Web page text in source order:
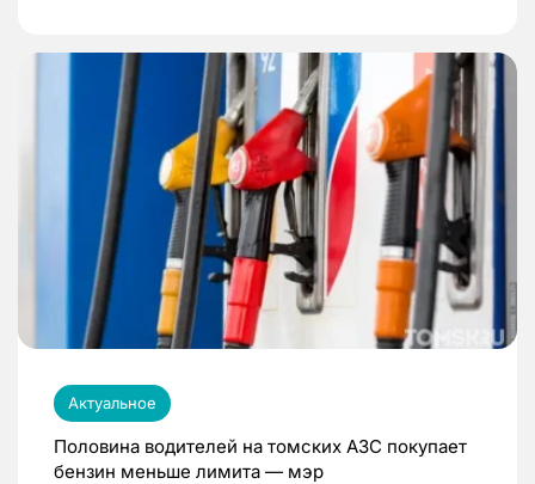
Актуальное
Половина водителей на томских АЗС покупает
бензин меньше лимита — мэр